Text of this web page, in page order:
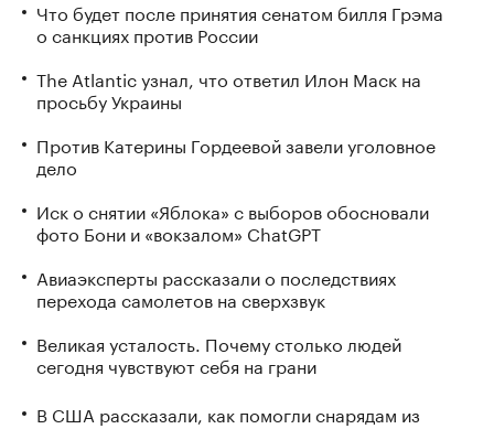
Что будет после принятия сенатом билля Грэма
о санкциях против России
The Atlantic узнал, что ответил Илон Маск на
просьбу Украины
Против Катерины Гордеевой завели уголовное
дело
Иск о снятии «Яблока» с выборов обосновали
фото Бони и «вокзалом» ChatGPT
Авиаэксперты рассказали о последствиях
перехода самолетов на сверхзвук
Великая усталость. Почему столько людей
сегодня чувствуют себя на грани
В США рассказали, как помогли снарядам из